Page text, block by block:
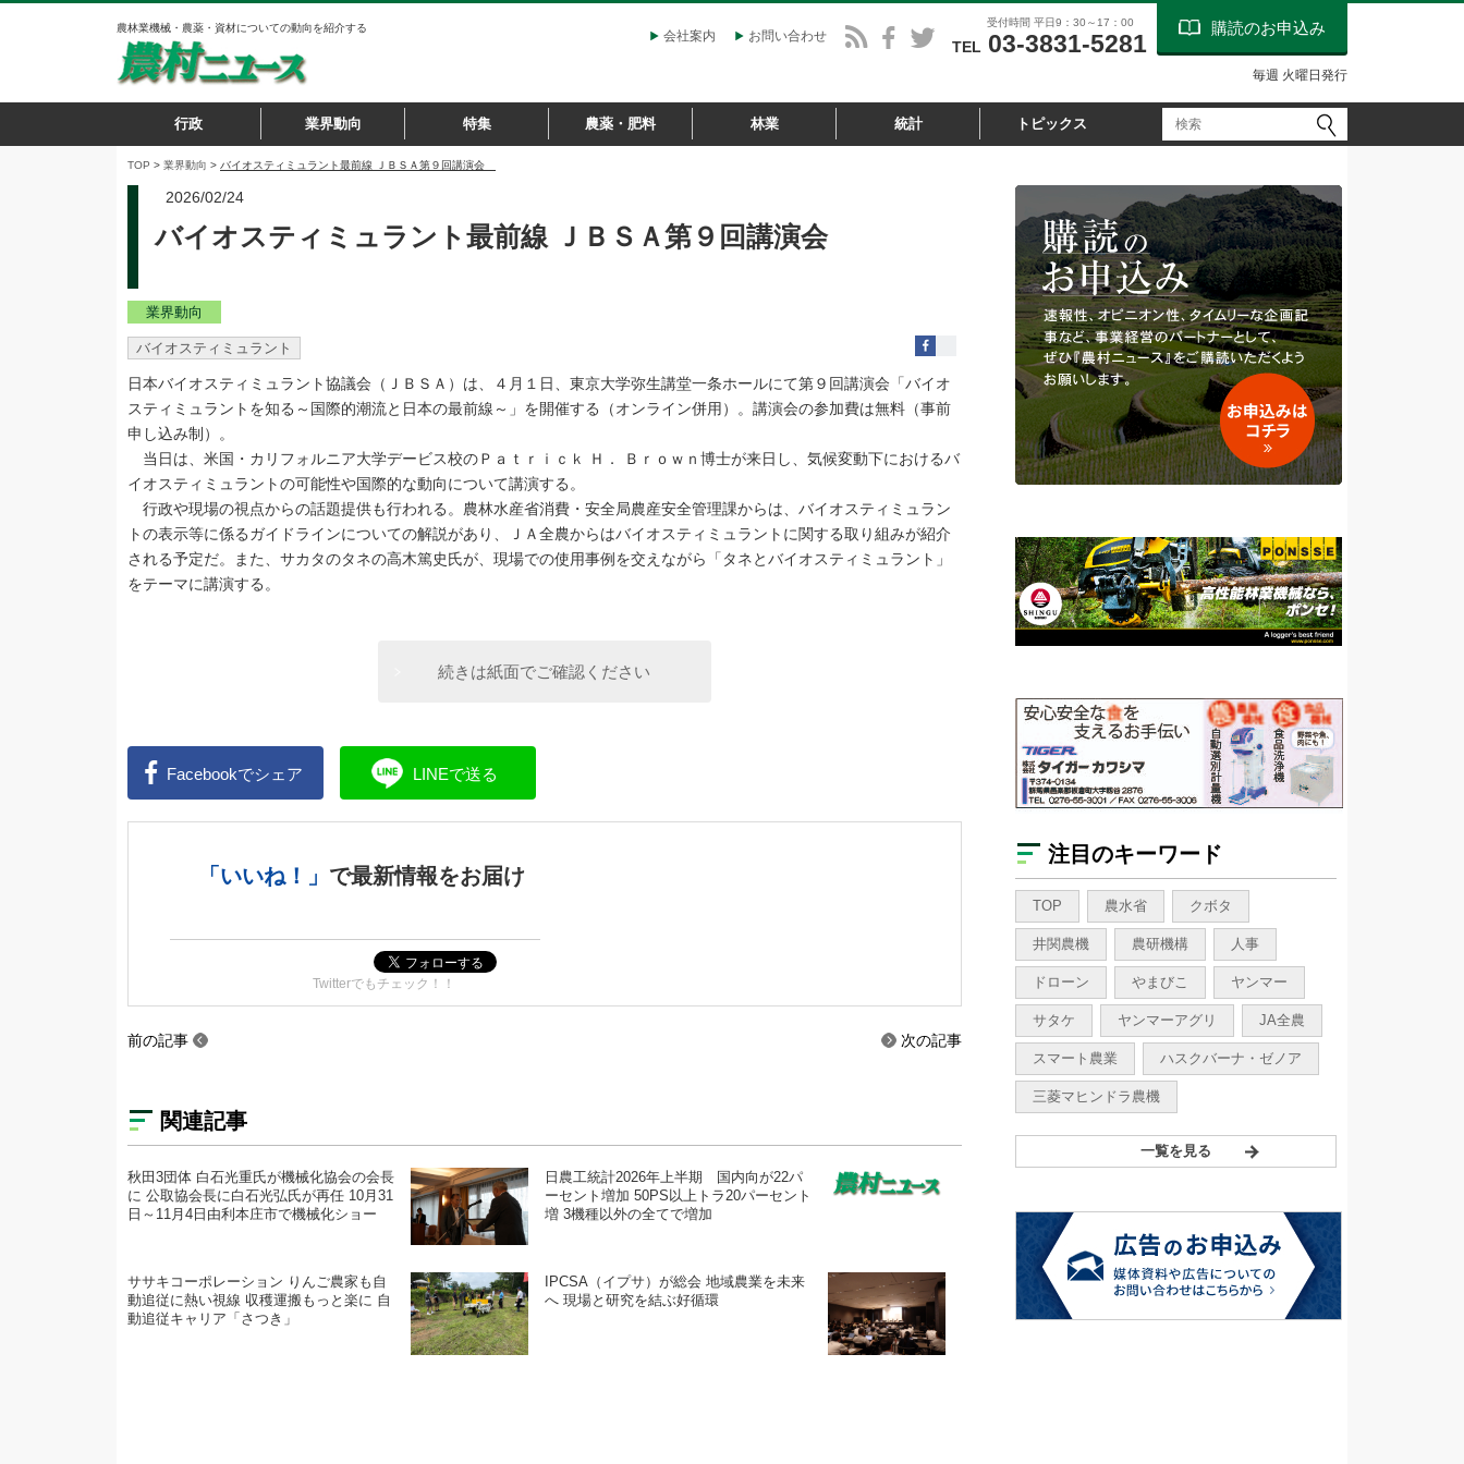
農林業機械・農薬・資材についての動向を紹介する
会社案内 お問い合わせ
受付時間 平日9：30～17：00
TEL 03-3831-5281
購読のお申込み
毎週 火曜日発行
行政 業界動向 特集 農薬・肥料 林業 統計 トピックス
TOP > 業界動向 > バイオスティミュラント最前線 ＪＢＳＡ第９回講演会
2026/02/24
バイオスティミュラント最前線 ＪＢＳＡ第９回講演会
業界動向
バイオスティミュラント
日本バイオスティミュラント協議会（ＪＢＳＡ）は、４月１日、東京大学弥生講堂一条ホールにて第９回講演会「バイオ
スティミュラントを知る～国際的潮流と日本の最前線～」を開催する（オンライン併用）。講演会の参加費は無料（事前
申し込み制）。
当日は、米国・カリフォルニア大学デービス校のＰａｔｒｉｃｋ Ｈ． Ｂｒｏｗｎ博士が来日し、気候変動下におけるバ
イオスティミュラントの可能性や国際的な動向について講演する。
行政や現場の視点からの話題提供も行われる。農林水産省消費・安全局農産安全管理課からは、バイオスティミュラン
トの表示等に係るガイドラインについての解説があり、ＪＡ全農からはバイオスティミュラントに関する取り組みが紹介
される予定だ。また、サカタのタネの高木篤史氏が、現場での使用事例を交えながら「タネとバイオスティミュラント」
をテーマに講演する。
続きは紙面でご確認ください
Facebookでシェア LINEで送る
「いいね！」 で最新情報をお届け
Twitterでもチェック！！
前の記事 次の記事
関連記事
秋田3団体 白石光重氏が機械化協会の会長
に 公取協会長に白石光弘氏が再任 10月31
日～11月4日由利本庄市で機械化ショー
日農工統計2026年上半期 国内向が22パ
ーセント増加 50PS以上トラ20パーセント
増 3機種以外の全てで増加
ササキコーポレーション りんご農家も自
動追従に熱い視線 収穫運搬もっと楽に 自
動追従キャリア「さつき」
IPCSA（イプサ）が総会 地域農業を未来
へ 現場と研究を結ぶ好循環
注目のキーワード
TOP 農水省 クボタ
井関農機 農研機構 人事
ドローン やまびこ ヤンマー
サタケ ヤンマーアグリ JA全農
スマート農業 ハスクバーナ・ゼノア
三菱マヒンドラ農機
一覧を見る